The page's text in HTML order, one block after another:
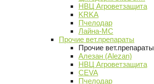
НВЦ Агроветзащита
KRKA
Пчелодар
Лайна-МС
Прочие вет.препараты
Прочие вет.препараты
Алезан (Alezan)
НВЦ Агроветзащита
CEVA
Пчелодар